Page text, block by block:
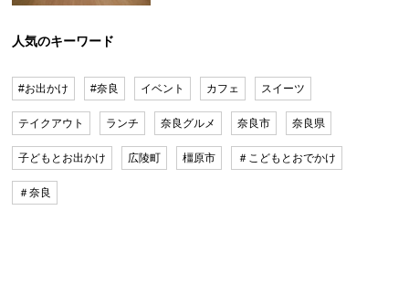
人気のキーワード
#お出かけ #奈良 イベント カフェ スイーツ
テイクアウト ランチ 奈良グルメ 奈良市 奈良県
子どもとお出かけ 広陵町 橿原市 ＃こどもとおでかけ
＃奈良